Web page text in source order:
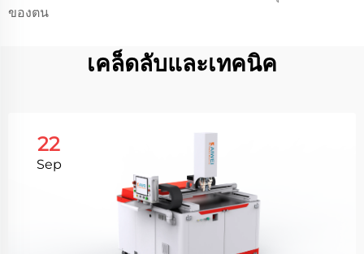
ของตน
เคล็ดลับและเทคนิค
22
Sep